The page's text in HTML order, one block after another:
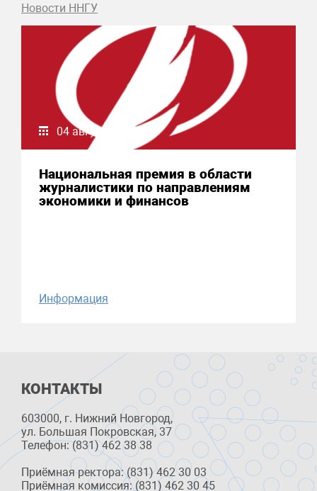
Новости ННГУ
04 августа 2026
Национальная премия в области
журналистики по направлениям
экономики и финансов
Информация
КОНТАКТЫ
603000, г. Нижний Новгород,
ул. Большая Покровская, 37
Телефон: (831) 462 38 38
Приёмная ректора: (831) 462 30 03
Приёмная комиссия: (831) 462 30 45